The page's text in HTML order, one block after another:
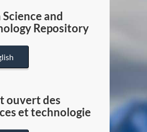
Canada
and
Repository
ouvert des
et technologie